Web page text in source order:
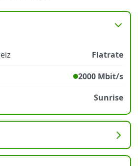
Flatrate
2000 Mbit/s
Sunrise